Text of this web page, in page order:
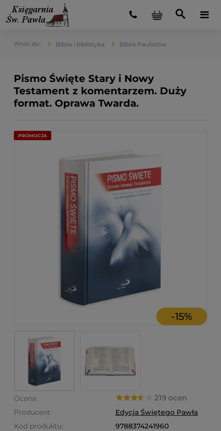
Biblia i biblistyka Biblia Paulistów
Pismo Święte Stary i Nowy
Testament z komentarzem. Duży
format. Oprawa Twarda.
PROMOCJA
-15%
Ocena: 219 ocen
Producent:
Edycja Świętego Pawła
Kod produktu:
9788374241960